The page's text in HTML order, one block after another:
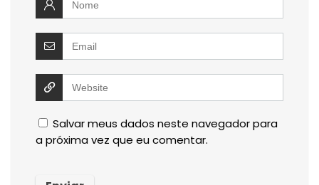
Salvar meus dados neste navegador para
a próxima vez que eu comentar.